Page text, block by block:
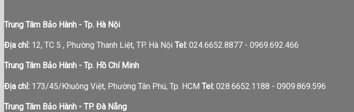
Trung Tâm Bảo Hành - Tp. Hà Nội
Địa chỉ: 12, TC 5 , Phường Thanh Liệt, TP. Hà Nội Tel: 024.6652.8877 - 0969.692.466
Trung Tâm Bảo Hành - Tp. Hồ Chí Minh
Địa chỉ: 173/45/Khuông Việt, Phường Tân Phú, Tp. HCM Tel: 028.6652.1188 - 0909.869.596
Trung Tâm Bảo Hành - TP. Đà Nẵng